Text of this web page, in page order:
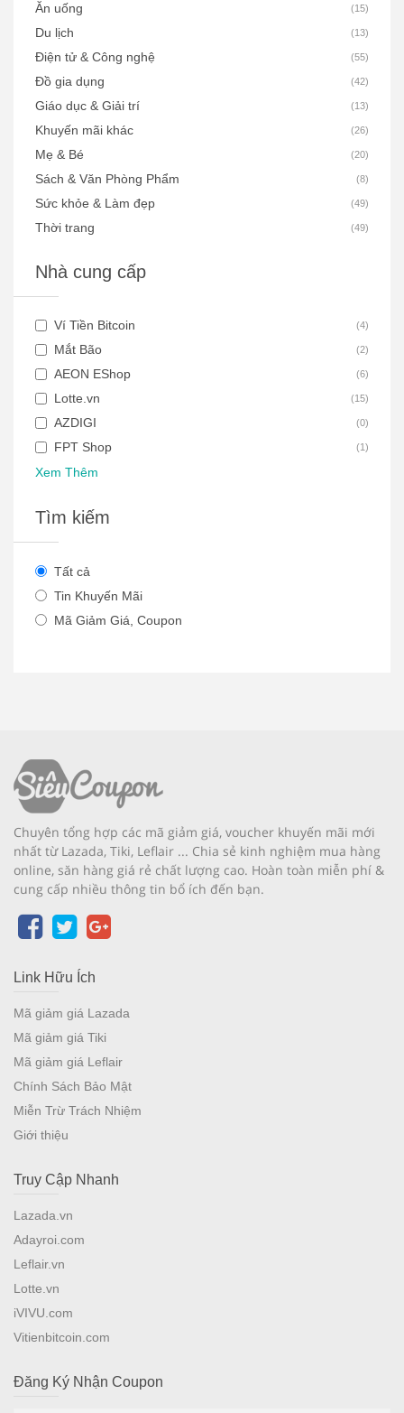
Ăn uống (15)
Du lịch (13)
Điện tử & Công nghệ (55)
Đồ gia dụng (42)
Giáo dục & Giải trí (13)
Khuyến mãi khác (26)
Mẹ & Bé (20)
Sách & Văn Phòng Phẩm (8)
Sức khỏe & Làm đẹp (49)
Thời trang (49)
Nhà cung cấp
Ví Tiền Bitcoin (4)
Mắt Bão (2)
AEON EShop (6)
Lotte.vn (15)
AZDIGI (0)
FPT Shop (1 )
Xem Thêm
Tìm kiếm
Tất cả
Tin Khuyến Mãi
Mã Giảm Giá, Coupon
Chuyên tổng hợp các mã giảm giá, voucher khuyến mãi mới
nhất từ Lazada, Tiki, Leflair ... Chia sẻ kinh nghiệm mua hàng
online, săn hàng giá rẻ chất lượng cao. Hoàn toàn miễn phí &
cung cấp nhiều thông tin bổ ích đến bạn.
Link Hữu Ích
Mã giảm giá Lazada
Mã giảm giá Tiki
Mã giảm giá Leflair
Chính Sách Bảo Mật
Miễn Trừ Trách Nhiệm
Giới thiệu
Truy Cập Nhanh
Lazada.vn
Adayroi.com
Leflair.vn
Lotte.vn
iVIVU.com
Vitienbitcoin.com
Đăng Ký Nhận Coupon